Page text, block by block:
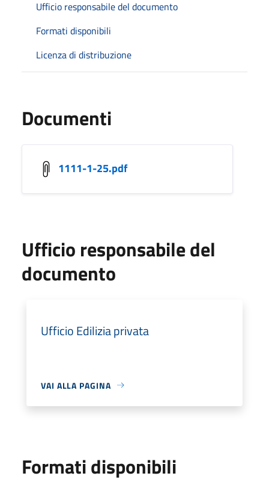
Ufficio responsabile del documento
Formati disponibili
Licenza di distribuzione
Documenti
1111-1-25.pdf
Ufficio responsabile del
documento
Ufficio Edilizia privata
VAI ALLA PAGINA
Formati disponibili